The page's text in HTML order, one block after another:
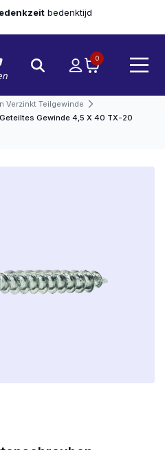
bedenktijd
0
Verzinkt Teilgewinde
Gewinde 4,5 X 40 TX-20